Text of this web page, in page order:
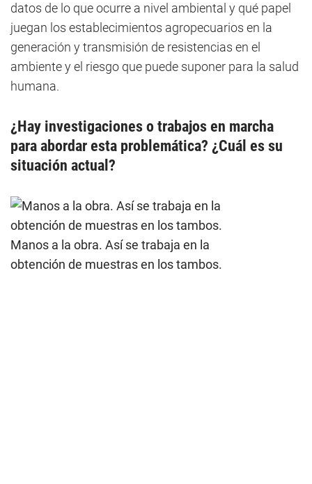
datos de lo que ocurre a nivel ambiental y qué papel
juegan los establecimientos agropecuarios en la
generación y transmisión de resistencias en el
ambiente y el riesgo que puede suponer para la salud
humana.
¿Hay investigaciones o trabajos en marcha
para abordar esta problemática? ¿Cuál es su
situación actual?
Manos a la obra. Así se trabaja en la
obtención de muestras en los tambos.